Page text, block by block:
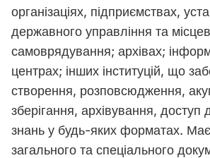
організаціях, підприємствах,
державного управління та
самоврядування; архівах;
центрах; інших інституцій, що
створення, розповсюдження,
зберігання, архівування, доступ
знань у будь-яких форматах.
загального та спеціального